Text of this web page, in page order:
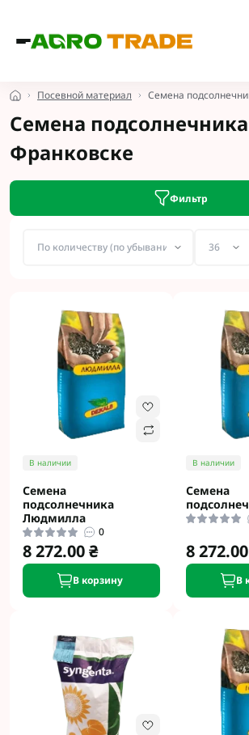
Посевной материал Семена
Семена
Франковске
Фильтр
В наличии
Семена
подсолнечника
Людмилла
0
8 272.00 ₴
В корзину
В наличии
Семена
8
В